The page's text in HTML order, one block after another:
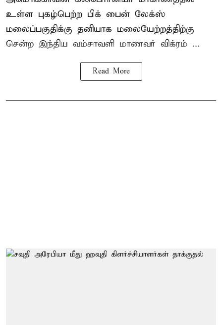
உள்ள புகழ்பெற்ற பிக் பைன் லேக்ஸ்
மலைப்பகுதிக்கு தனியாக மலையேற்றத்திற்கு
சென்ற இந்திய வம்சாவளி மாணவர் விக்ரம் ...
Read More